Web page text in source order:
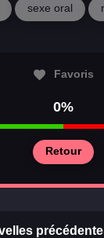
sexe oral
Favoris
0%
Retour